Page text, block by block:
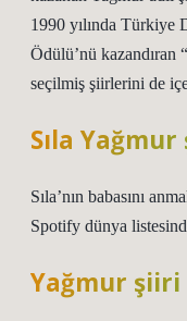
1990 yılında Türkiye
Ödülü’nü kazandıran
seçilmiş şiirlerini de
Sıla
Sıla’nın babasını
Spotify dünya
Yağmur şiiri